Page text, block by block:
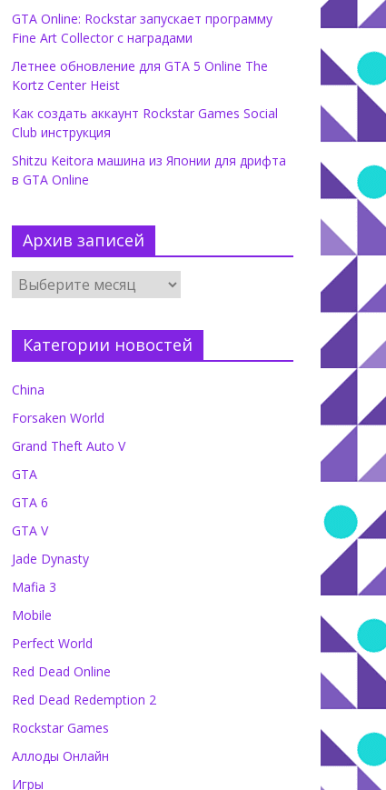
GTA Online: Rockstar запускает программу
Fine Art Collector с наградами
Летнее обновление для GTA 5 Online The
Kortz Center Heist
Как создать аккаунт Rockstar Games Social
Club инструкция
Shitzu Keitora машина из Японии для дрифта
в GTA Online
Архив записей
Категории новостей
China
Forsaken World
Grand Theft Auto V
GTA
GTA 6
GTA V
Jade Dynasty
Mafia 3
Mobile
Perfect World
Red Dead Online
Red Dead Redemption 2
Rockstar Games
Аллоды Онлайн
Игры